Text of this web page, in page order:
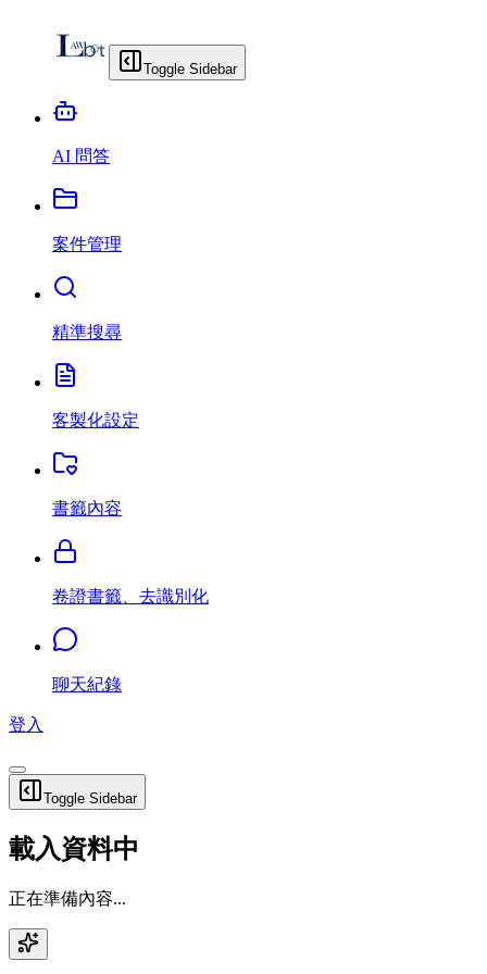
Toggle Sidebar
AI 問答
案件管理
精準搜尋
客製化設定
書籤內容
卷證書籤、去識別化
聊天紀錄
登入
Toggle Sidebar
載入資料中
正在準備內容...